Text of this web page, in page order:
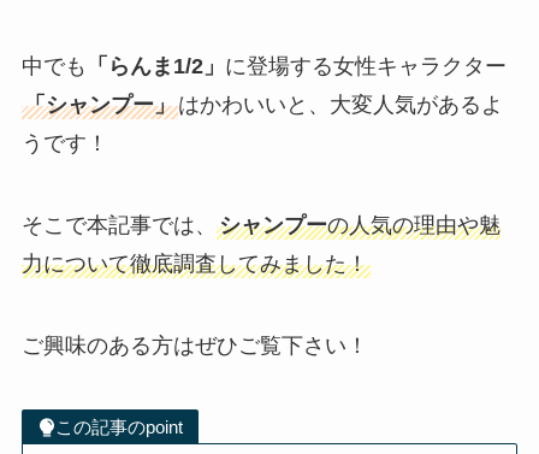
中でも 「らんま1/2」 に登場する女性キャラクター
「シャンプー」はかわいいと、大変人気があるよ
うです！
そこで本記事では、 シャンプーの人気の理由や魅
力について徹底調査してみました！
ご興味のある方はぜひご覧下さい！
この記事のpoint